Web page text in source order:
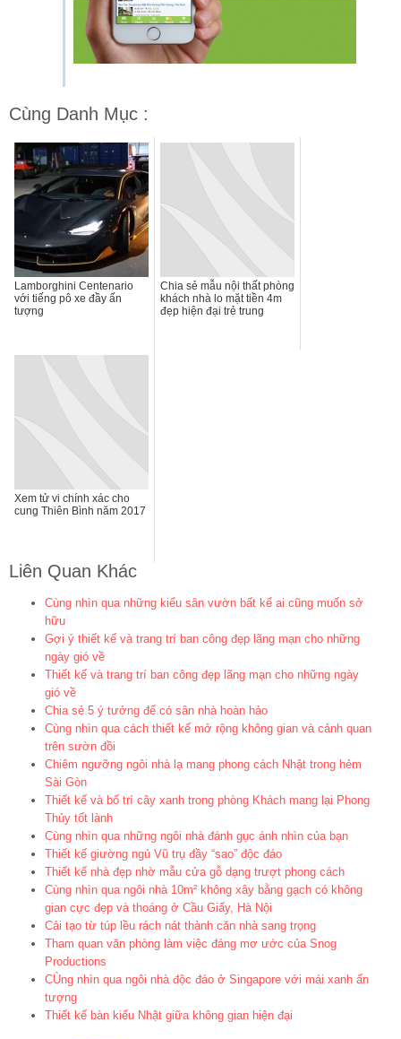
Cùng Danh Mục :
Lamborghini Centenario
với tiếng pô xe đầy ấn
tượng
Chia sẻ mẫu nội thất phòng
khách nhà lo mặt tiền 4m
đẹp hiện đại trẻ trung
Xem tử vi chính xác cho
cung Thiên Bình năm 2017
Liên Quan Khác
Cùng nhìn qua những kiểu sân vườn bất kể ai cũng muốn sở
hữu
Gợi ý thiết kế và trang trí ban công đẹp lãng mạn cho những
ngày gió về
Thiết kế và trang trí ban công đẹp lãng mạn cho những ngày
gió về
Chia sẻ 5 ý tưởng để có sân nhà hoàn hảo
Cùng nhìn qua cách thiết kế mở rộng không gian và cảnh quan
trên sườn đồi
Chiêm ngưỡng ngôi nhà lạ mang phong cách Nhật trong hẻm
Sài Gòn
Thiết kế và bố trí cây xanh trong phòng Khách mang lại Phong
Thủy tốt lành
Cùng nhìn qua những ngôi nhà đánh gục ánh nhìn của bạn
Thiết kế giường ngủ Vũ trụ đầy “sao” độc đáo
Thiết kế nhà đẹp nhờ mẫu cửa gỗ dạng trượt phong cách
Cùng nhìn qua ngôi nhà 10m² không xây bằng gạch có không
gian cực đẹp và thoáng ở Cầu Giấy, Hà Nội
Cải tạo từ túp lều rách nát thành căn nhà sang trọng
Tham quan văn phòng làm việc đáng mơ ước của Snog
Productions
CÙng nhìn qua ngôi nhà độc đáo ở Singapore với mái xanh ấn
tượng
Thiết kế bàn kiểu Nhật giữa không gian hiện đại